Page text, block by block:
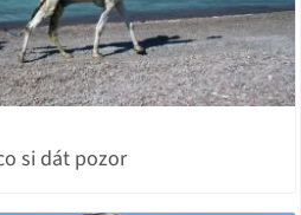
si dát pozor